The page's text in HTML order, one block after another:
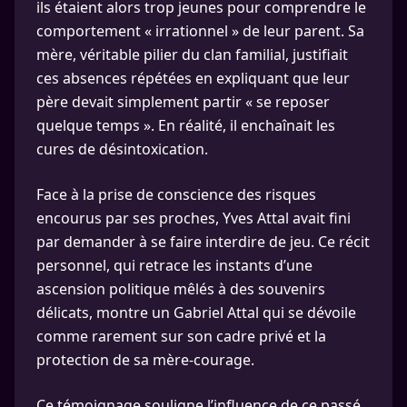
ils étaient alors trop jeunes pour comprendre le
comportement « irrationnel » de leur parent. Sa
mère, véritable pilier du clan familial, justifiait
ces absences répétées en expliquant que leur
père devait simplement partir « se reposer
quelque temps ». En réalité, il enchaînait les
cures de désintoxication.
Face à la prise de conscience des risques
encourus par ses proches, Yves Attal avait fini
par demander à se faire interdire de jeu. Ce récit
personnel, qui retrace les instants d’une
ascension politique mêlés à des souvenirs
délicats, montre un Gabriel Attal qui se dévoile
comme rarement sur son cadre privé et la
protection de sa mère-courage.